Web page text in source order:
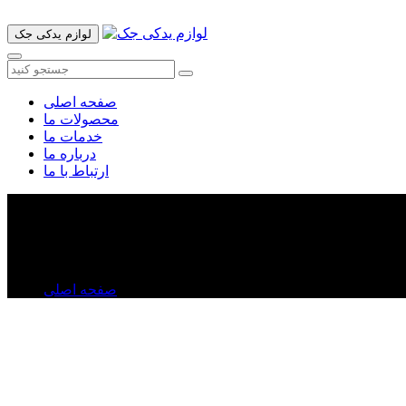
لوازم یدکی جک
صفحه اصلی
محصولات ما
خدمات ما
درباره ما
ارتباط با ما
صفحه اصلی